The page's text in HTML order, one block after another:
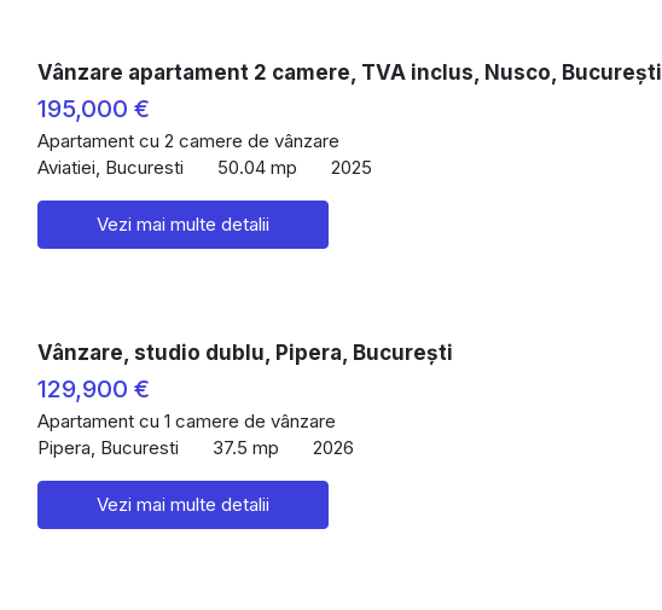
Vânzare apartament 2 camere, TVA inclus, Nusco, București
195,000 €
Apartament cu 2 camere de vânzare
Aviatiei, Bucuresti
50.04 mp 2025
Vezi mai multe detalii
Vânzare, studio dublu, Pipera, București
129,900 €
Apartament cu 1 camere de vânzare
Pipera, Bucuresti
37.5 mp 2026
Vezi mai multe detalii